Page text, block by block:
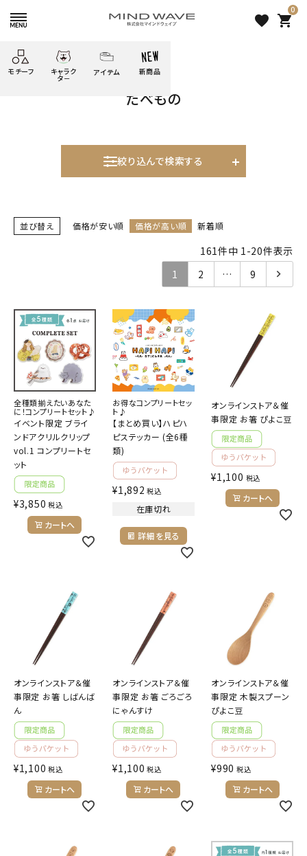
favorite
0
shopping_cart
モチーフ キャラク
タ－
うさぎの
ムーちゃん
かわうそ
ゆるあにまる
ウサコレフレンズ
アイテム
雑貨
アイテム
新商品
新着商品
キャラクターから探す
アイテムから探す
INFORMATION
お知らせ
ご利用ガイド
よくあるご質問
プライバシーポリシー
特定商取引法について
ACCOUNT MENU
ようこそ ゲスト 様
ログイン 会員登録
公式 公式 公式
HOME すべての商品 たべもの
たべもの
絞り込んで検索する
並び替え 価格が安い順 価格が高い順 新着順
161件中 1-20件表示
1
2 … 9
全種類揃えたいあなた
に！コンプリートセット♪
イベント限定 ブライ
ンドアクリルクリップ
vol.1 コンプリートセ
ット
¥3,850 税込
カートへ
お得なコンプリートセッ
ト♪
【まとめ買い】ハピハ
ピステッカー (全6種
類)
¥1,892 税込
在庫切れ
詳細を見る
オンラインストア＆催
事限定 お箸 ぴよこ豆
¥1,100 税込
カートへ
オンラインストア＆催
事限定 お箸 しばんば
ん
¥1,100 税込
カートへ
オンラインストア＆催
事限定 お箸 ごろごろ
にゃんすけ
¥1,100 税込
カートへ
オンラインストア＆催
事限定 木製スプーン
ぴよこ豆
¥990 税込
カートへ